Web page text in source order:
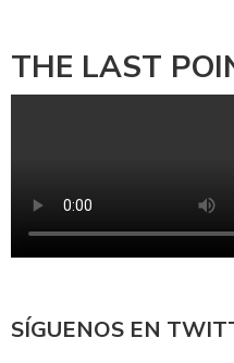
THE LAST
SÍGUENOS EN